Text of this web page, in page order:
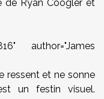
de Ryan Coogler et
author="James
ressent et ne sonne
un festin visuel.